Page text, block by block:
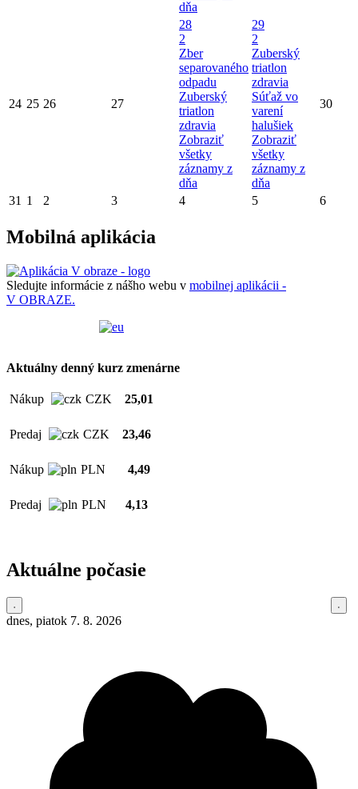
dňa
24 25 26 27
28
2
Zber
separovaného
odpadu
Zuberský
triatlon
zdravia
Zobraziť
všetky
záznamy z
dňa
29
2
Zuberský
triatlon
zdravia
Súťaž vo
varení
halušiek
Zobraziť
všetky
záznamy z
dňa
30
31 1 2 3 4 5 6
Mobilná aplikácia
Sledujte informácie z nášho webu v mobilnej aplikácii -
V OBRAZE.
Aktuálny denný kurz zmenárne
Nákup CZK 25,01
Predaj CZK 23,46
Nákup PLN 4,49
Predaj PLN 4,13
Aktuálne počasie
dnes, piatok 7. 8. 2026